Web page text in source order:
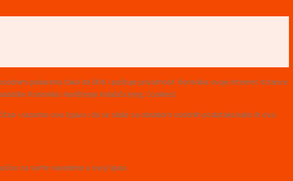
podacima tako da štiti i poštuje privatnost Korisnika svoje internet stranice
Korisnika i korištenje kolačića (eng. Cookies).
i razumio ovu Izjavu i da se slaže sa obradom osobnih podataka kako ih ova
za svrhe navedene u ovoj Izjavi.